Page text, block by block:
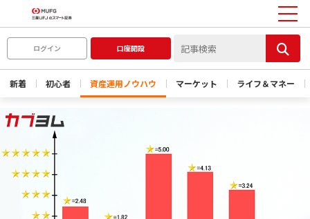
ログイン 口座開設
新着 初心者 資産運用ノウハウ マーケット ライフ＆マネー